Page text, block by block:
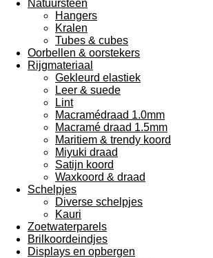
Natuursteen
Hangers
Kralen
Tubes & cubes
Oorbellen & oorstekers
Rijgmateriaal
Gekleurd elastiek
Leer & suede
Lint
Macramédraad 1.0mm
Macramé draad 1.5mm
Maritiem & trendy koord
Miyuki draad
Satijn koord
Waxkoord & draad
Schelpjes
Diverse schelpjes
Kauri
Zoetwaterparels
Brilkoordeindjes
Displays en opbergen